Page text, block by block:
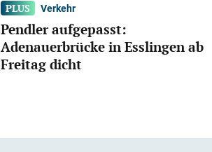
Verkehr
Pendler aufgepasst:
Adenauerbrücke in Esslingen ab
Freitag dicht